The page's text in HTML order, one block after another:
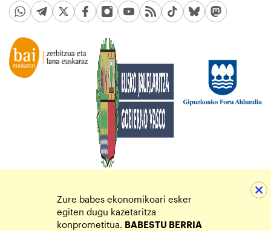
Zure babes ekonomikoari esker
egiten dugu kazetaritza
konprometitua. BABESTU BERRIA